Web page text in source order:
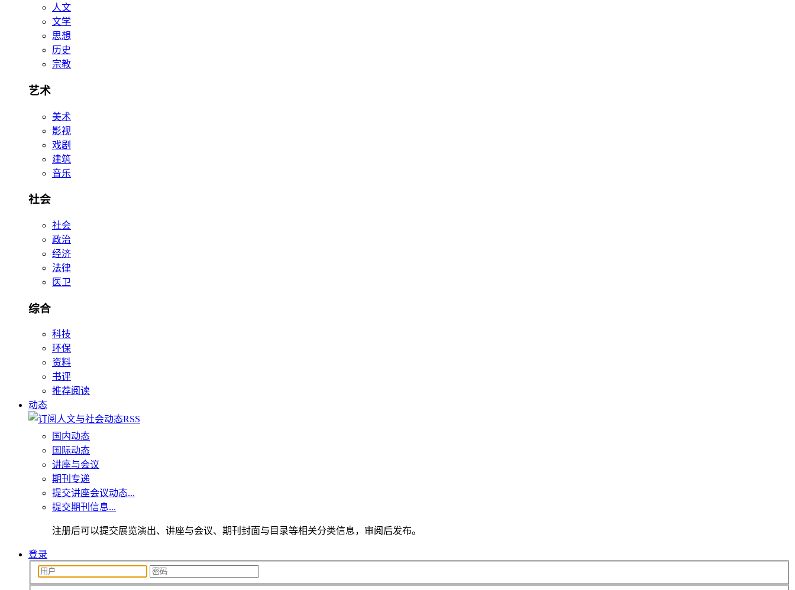
人文
文学
思想
历史
宗教
艺术
美术
影视
戏剧
建筑
音乐
社会
社会
政治
经济
法律
医卫
综合
科技
环保
资料
书评
推荐阅读
动态
国内动态
国际动态
讲座与会议
期刊专递
提交讲座会议动态...
提交期刊信息...
注册后可以提交展览演出、讲座与会议、期刊封面与目录等相关分类信息，审阅后发布。
登录